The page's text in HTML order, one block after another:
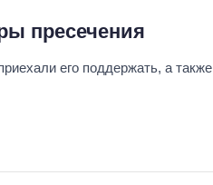
пресечения
его поддержать, а также